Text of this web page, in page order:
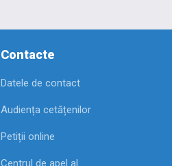
Contacte
Datele de contact
Audiența cetățenilor
Petiții online
Centrul de apel al